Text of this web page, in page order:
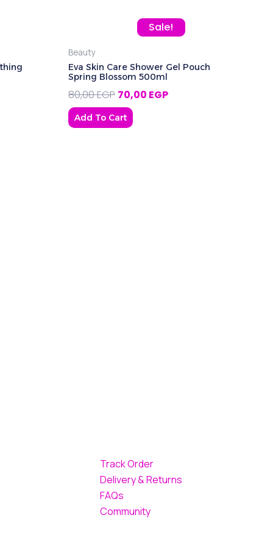
Sale!
Beauty
Eva Skin Care Shower Gel Pouch
Spring Blossom 500ml
80,00EGP
Original price was: 80,00 EGP.
70,00 EGP
Current price is: 70,00
Add To Cart
Track Order
Delivery & Returns
FAQs
Community